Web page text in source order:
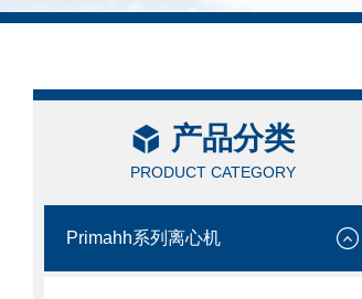
产品分类
PRODUCT CATEGORY
Primahh系列离心机